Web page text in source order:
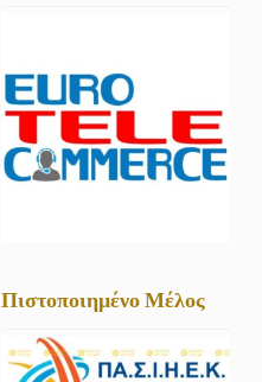
Πιστοποιημένο Μέλος